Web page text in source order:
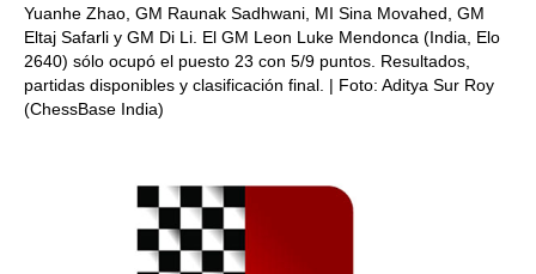
Yuanhe Zhao, GM Raunak Sadhwani, MI Sina Movahed, GM
Eltaj Safarli y GM Di Li. El GM Leon Luke Mendonca (India, Elo
2640) sólo ocupó el puesto 23 con 5/9 puntos. Resultados,
partidas disponibles y clasificación final. | Foto: Aditya Sur Roy
(ChessBase India)